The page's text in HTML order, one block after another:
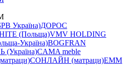
Україна)ДОРОС
(Польща)VMV HOLDING
Україна)BOGFRAN
CAMA meble
СОНЛАЙН (матраци)EMM